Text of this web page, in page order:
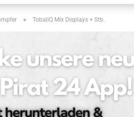
» TobaliQ Mix Displays + Stb.